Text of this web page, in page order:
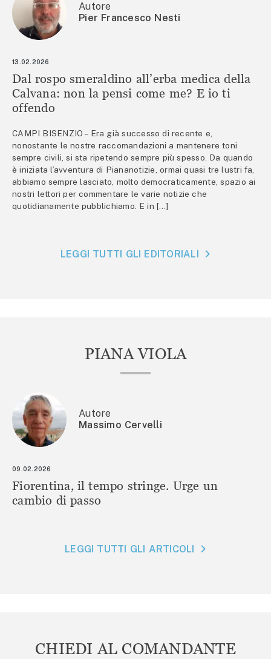
Autore
Pier Francesco Nesti
13.02.2026
Dal rospo smeraldino all’erba medica della
Calvana: non la pensi come me? E io ti
offendo
CAMPI BISENZIO – Era già successo di recente e,
nonostante le nostre raccomandazioni a mantenere toni
sempre civili, si sta ripetendo sempre più spesso. Da quando
è iniziata l’avventura di Piananotizie, ormai quasi tre lustri fa,
abbiamo sempre lasciato, molto democraticamente, spazio ai
nostri lettori per commentare le varie notizie che
quotidianamente pubblichiamo. E in […]
LEGGI TUTTI GLI EDITORIALI
PIANA VIOLA
Autore
Massimo Cervelli
09.02.2026
Fiorentina, il tempo stringe. Urge un
cambio di passo
LEGGI TUTTI GLI ARTICOLI
CHIEDI AL COMANDANTE